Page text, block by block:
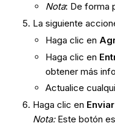
Nota: De forma
La siguiente
Haga clic en
Haga clic en
obtener más
Actualice
Haga clic en
Nota:Este botón